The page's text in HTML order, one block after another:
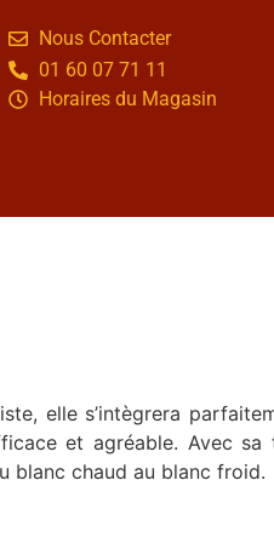
Nous Contacter
01 60 07 71 11
Horaires du Magasin
elle s’intègrera
et agréable. Avec sa
blanc chaud au blanc froid.